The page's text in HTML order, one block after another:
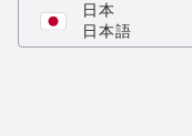
日本
日本語